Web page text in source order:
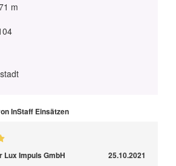
m
InStaff Einsätzen
Lux Impuls GmbH 25.10.2021